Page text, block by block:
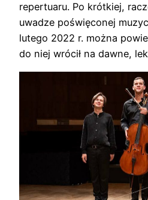
repertuaru. Po krótkiej,
uwadze poświęconej
lutego 2022 r. można
do niej wrócił na dawne,